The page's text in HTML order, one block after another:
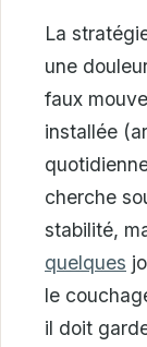
La
une
faux
installée
cherche
stabilité,
quelques
le
il doit